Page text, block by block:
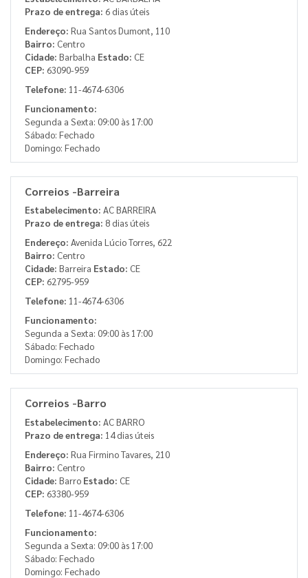
Prazo de entrega: 6 dias úteis
Endereço: Rua Santos Dumont, 110
Bairro: Centro
Cidade: Barbalha Estado: CE
CEP: 63090-959
Telefone: 11-4674-6306
Funcionamento:
Segunda a Sexta: 09:00 às 17:00
Sábado: Fechado
Domingo: Fechado
Correios -Barreira
Estabelecimento: AC BARREIRA
Prazo de entrega: 8 dias úteis
Endereço: Avenida Lúcio Torres, 622
Bairro: Centro
Cidade: Barreira Estado: CE
CEP: 62795-959
Telefone: 11-4674-6306
Funcionamento:
Segunda a Sexta: 09:00 às 17:00
Sábado: Fechado
Domingo: Fechado
Correios -Barro
Estabelecimento: AC BARRO
Prazo de entrega: 14 dias úteis
Endereço: Rua Firmino Tavares, 210
Bairro: Centro
Cidade: Barro Estado: CE
CEP: 63380-959
Telefone: 11-4674-6306
Funcionamento:
Segunda a Sexta: 09:00 às 17:00
Sábado: Fechado
Domingo: Fechado